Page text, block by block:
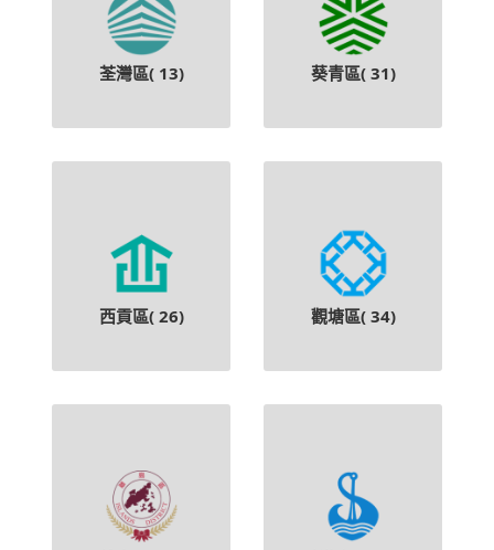
荃灣區( 13) 葵青區( 31)
西貢區( 26) 觀塘區( 34)